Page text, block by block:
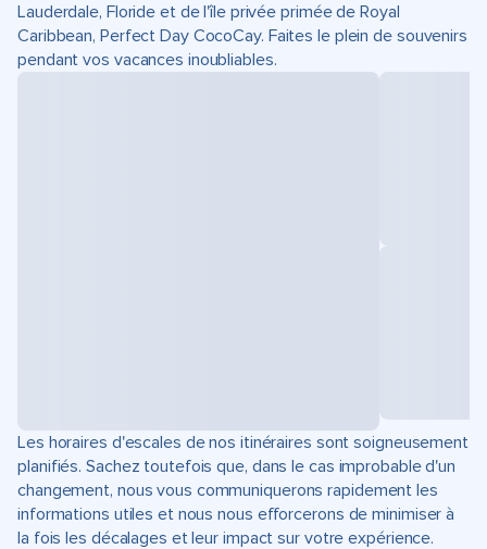
Lauderdale, Floride et de l'île privée primée de Royal
Caribbean, Perfect Day CocoCay. Faites le plein de souvenirs
pendant vos vacances inoubliables.
Les horaires d'escales de nos itinéraires sont soigneusement
planifiés. Sachez toutefois que, dans le cas improbable d'un
changement, nous vous communiquerons rapidement les
informations utiles et nous nous efforcerons de minimiser à
la fois les décalages et leur impact sur votre expérience.